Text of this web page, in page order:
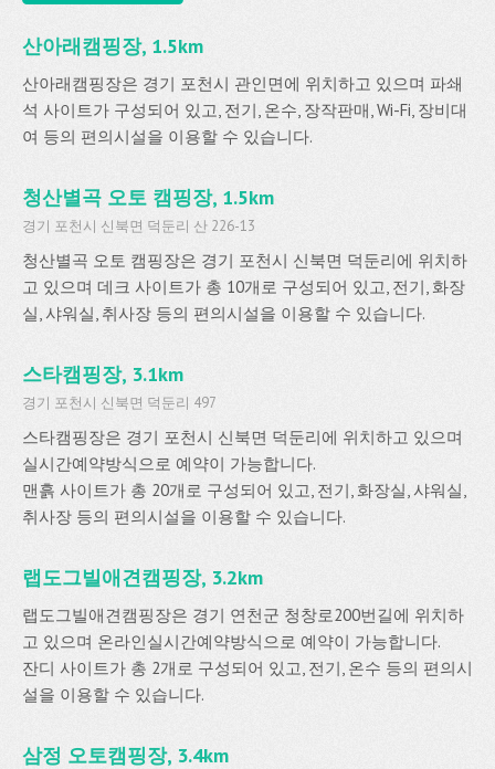
산아래캠핑장, 1.5km
산아래캠핑장은 경기 포천시 관인면에 위치하고 있으며 파쇄
석 사이트가 구성되어 있고, 전기, 온수, 장작판매, Wi-Fi, 장비대
여 등의 편의시설을 이용할 수 있습니다.
청산별곡 오토 캠핑장, 1.5km
경기 포천시 신북면 덕둔리 산 226-13
청산별곡 오토 캠핑장은 경기 포천시 신북면 덕둔리에 위치하
고 있으며 데크 사이트가 총 10개로 구성되어 있고, 전기, 화장
실, 샤워실, 취사장 등의 편의시설을 이용할 수 있습니다.
스타캠핑장, 3.1km
경기 포천시 신북면 덕둔리 497
스타캠핑장은 경기 포천시 신북면 덕둔리에 위치하고 있으며
실시간예약방식으로 예약이 가능합니다.
맨흙 사이트가 총 20개로 구성되어 있고, 전기, 화장실, 샤워실,
취사장 등의 편의시설을 이용할 수 있습니다.
랩도그빌애견캠핑장, 3.2km
랩도그빌애견캠핑장은 경기 연천군 청창로200번길에 위치하
고 있으며 온라인실시간예약방식으로 예약이 가능합니다.
잔디 사이트가 총 2개로 구성되어 있고, 전기, 온수 등의 편의시
설을 이용할 수 있습니다.
삼정 오토캠핑장, 3.4km